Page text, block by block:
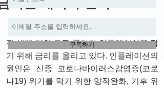
리를 내려야 한다
전 세계 거의 모든 국가가 인플레이션을 잡
기 위해 금리를 올리고 있다. 인플레이션의
원인은 신종 코로나바이러스감염증(코로
나19) 위기를 막기 위한 양적완화, 기후 위
구독하기